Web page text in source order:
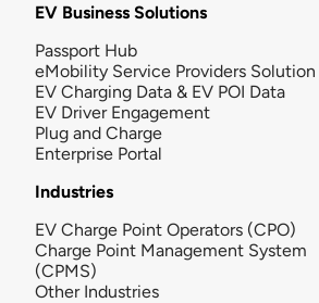
EV Business Solutions
Passport Hub
eMobility Service Providers Solution
EV Charging Data & EV POI Data
EV Driver Engagement
Plug and Charge
Enterprise Portal
Industries
EV Charge Point Operators (CPO)
Charge Point Management System
(CPMS)
Other Industries